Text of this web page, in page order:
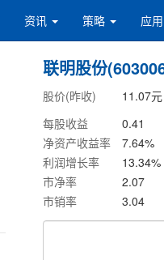
资讯 策略 应用
联明股份
股价(昨收) 11.07元
每股收益
0.41
净资产收益率
7.64%
利润增长率
13.34%
市净率
2.07
市销率
3.04